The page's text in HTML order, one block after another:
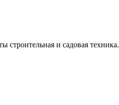
строительная и садовая техника.